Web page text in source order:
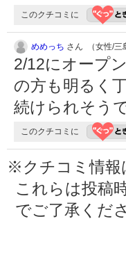
このクチコミに
めめっち さん （女性/三
2/12にオープ
の方も明るく
続けられそう
このクチコミに
※クチコミ情報
これらは投稿
でご了承くだ